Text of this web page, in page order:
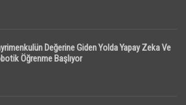
Değerine Giden Yolda Yapay Zeka Ve
Öğrenme Başlıyor